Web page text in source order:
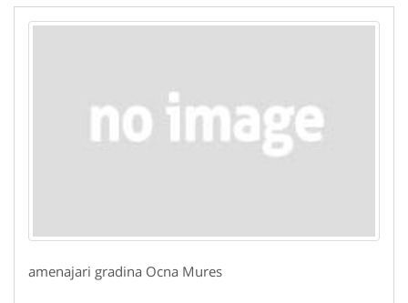
amenajari gradina Ocna Mures